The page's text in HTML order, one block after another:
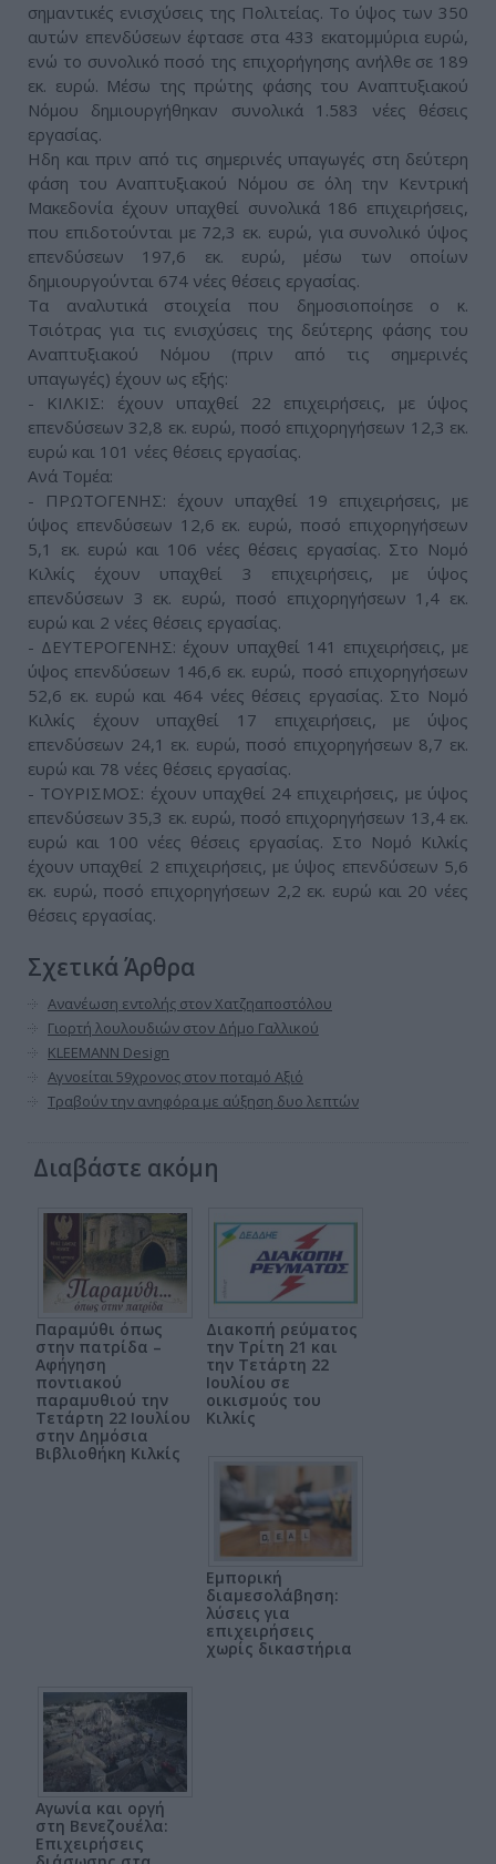
σημαντικές ενισχύσεις της Πολιτείας. Το ύψος των 350
αυτών επενδύσεων έφτασε στα 433 εκατομμύρια ευρώ,
ενώ το συνολικό ποσό της επιχορήγησης ανήλθε σε 189
εκ. ευρώ. Μέσω της πρώτης φάσης του Αναπτυξιακού
Νόμου δημιουργήθηκαν συνολικά 1.583 νέες θέσεις
εργασίας.
Ηδη και πριν από τις σημερινές υπαγωγές στη δεύτερη
φάση του Αναπτυξιακού Νόμου σε όλη την Κεντρική
Μακεδονία έχουν υπαχθεί συνολικά 186 επιχειρήσεις,
που επιδοτούνται με 72,3 εκ. ευρώ, για συνολικό ύψος
επενδύσεων 197,6 εκ. ευρώ, μέσω των οποίων
δημιουργούνται 674 νέες θέσεις εργασίας.
Τα αναλυτικά στοιχεία που δημοσιοποίησε ο κ.
Τσιότρας για τις ενισχύσεις της δεύτερης φάσης του
Αναπτυξιακού Νόμου (πριν από τις σημερινές
υπαγωγές) έχουν ως εξής:
- ΚΙΛΚΙΣ: έχουν υπαχθεί 22 επιχειρήσεις, με ύψος
επενδύσεων 32,8 εκ. ευρώ, ποσό επιχορηγήσεων 12,3 εκ.
ευρώ και 101 νέες θέσεις εργασίας.
Ανά Τομέα:
- ΠΡΩΤΟΓΕΝΗΣ: έχουν υπαχθεί 19 επιχειρήσεις, με
ύψος επενδύσεων 12,6 εκ. ευρώ, ποσό επιχορηγήσεων
5,1 εκ. ευρώ και 106 νέες θέσεις εργασίας. Στο Νομό
Κιλκίς έχουν υπαχθεί 3 επιχειρήσεις, με ύψος
επενδύσεων 3 εκ. ευρώ, ποσό επιχορηγήσεων 1,4 εκ.
ευρώ και 2 νέες θέσεις εργασίας.
- ΔΕΥΤΕΡΟΓΕΝΗΣ: έχουν υπαχθεί 141 επιχειρήσεις, με
ύψος επενδύσεων 146,6 εκ. ευρώ, ποσό επιχορηγήσεων
52,6 εκ. ευρώ και 464 νέες θέσεις εργασίας. Στο Νομό
Κιλκίς έχουν υπαχθεί 17 επιχειρήσεις, με ύψος
επενδύσεων 24,1 εκ. ευρώ, ποσό επιχορηγήσεων 8,7 εκ.
ευρώ και 78 νέες θέσεις εργασίας.
- ΤΟΥΡΙΣΜΟΣ: έχουν υπαχθεί 24 επιχειρήσεις, με ύψος
επενδύσεων 35,3 εκ. ευρώ, ποσό επιχορηγήσεων 13,4 εκ.
ευρώ και 100 νέες θέσεις εργασίας. Στο Νομό Κιλκίς
έχουν υπαχθεί 2 επιχειρήσεις, με ύψος επενδύσεων 5,6
εκ. ευρώ, ποσό επιχορηγήσεων 2,2 εκ. ευρώ και 20 νέες
θέσεις εργασίας.
Σχετικά Άρθρα
Ανανέωση εντολής στον Χατζηαποστόλου
Γιορτή λουλουδιών στον Δήμο Γαλλικού
KLEEMANN Design
Αγνοείται 59χρονος στον ποταμό Αξιό
Τραβούν την ανηφόρα με αύξηση δυο λεπτών
Διαβάστε ακόμη
Παραμύθι όπως
στην πατρίδα –
Αφήγηση
ποντιακού
παραμυθιού την
Τετάρτη 22 Ιουλίου
στην Δημόσια
Βιβλιοθήκη Κιλκίς
Διακοπή ρεύματος
την Τρίτη 21 και
την Τετάρτη 22
Ιουλίου σε
οικισμούς του
Κιλκίς
Εμπορική
διαμεσολάβηση:
λύσεις για
επιχειρήσεις
χωρίς δικαστήρια
Αγωνία και οργή
στη Βενεζουέλα:
Επιχειρήσεις